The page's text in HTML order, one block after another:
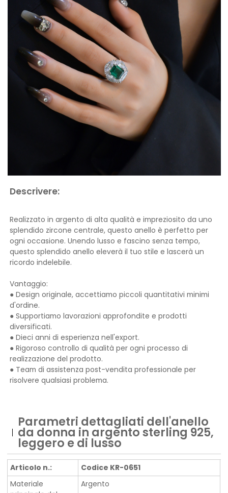
Descrivere:
Realizzato in argento di alta qualità e impreziosito da uno
splendido zircone centrale, questo anello è perfetto per
ogni occasione. Unendo lusso e fascino senza tempo,
questo splendido anello eleverà il tuo stile e lascerà un
ricordo indelebile.
Vantaggio:
● Design originale, accettiamo piccoli quantitativi minimi
d'ordine.
● Supportiamo lavorazioni approfondite e prodotti
diversificati.
● Dieci anni di esperienza nell'export.
● Rigoroso controllo di qualità per ogni processo di
realizzazione del prodotto.
● Team di assistenza post-vendita professionale per
risolvere qualsiasi problema.
Parametri dettagliati dell'anello
da donna in argento sterling 925,
leggero e di lusso
Articolo n.:
Codice KR-0651
Materiale
Argento